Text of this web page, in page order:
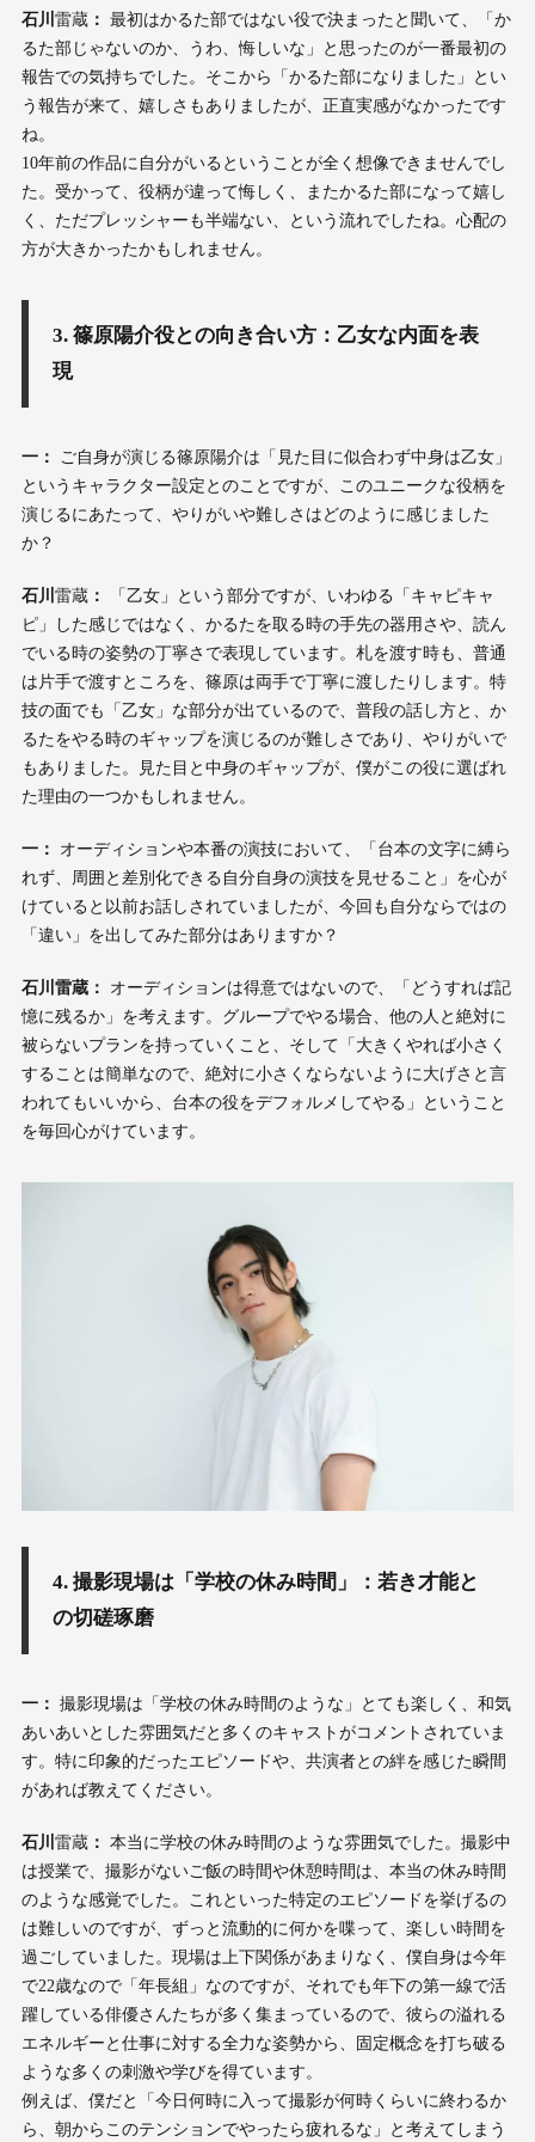
石川 雷蔵： 最初はかるた部ではない役で決まったと聞いて、「か
るた部じゃないのか、うわ、悔しいな」と思ったのが一番最初の
報告での気持ちでした。そこから「かるた部になりました」とい
う報告が来て、嬉しさもありましたが、正直実感がなかったです
ね。
10年前の作品に自分がいるということが全く想像できませんでし
た。受かって、役柄が違って悔しく、またかるた部になって嬉し
く、ただプレッシャーも半端ない、という流れでしたね。心配の
方が大きかったかもしれません。
3. 篠原陽介役との向き合い方：乙女な内面を表
現
一：
ご自身が演じる篠原陽介は「見た目に似合わず中身は乙女」
というキャラクター設定とのことですが、このユニークな役柄を
演じるにあたって、やりがいや難しさはどのように感じました
か？
石川 雷蔵：
「乙女」という部分ですが、いわゆる「キャピキャ
ピ」した感じではなく、かるたを取る時の手先の器用さや、読ん
でいる時の姿勢の丁寧さで表現しています。札を渡す時も、普通
は片手で渡すところを、篠原は両手で丁寧に渡したりします。特
技の面でも「乙女」な部分が出ているので、普段の話し方と、か
るたをやる時のギャップを演じるのが難しさであり、やりがいで
もありました。見た目と中身のギャップが、僕がこの役に選ばれ
た理由の一つかもしれません。
一：
オーディションや本番の演技において、「台本の文字に縛ら
れず、周囲と差別化できる自分自身の演技を見せること」を心が
けていると以前お話しされていましたが、今回も自分ならではの
「違い」を出してみた部分はありますか？
石川雷蔵：
オーディションは得意ではないので、「どうすれば記
憶に残るか」を考えます。グループでやる場合、他の人と絶対に
被らないプランを持っていくこと、そして「大きくやれば小さく
することは簡単なので、絶対に小さくならないように大げさと言
われてもいいから、台本の役をデフォルメしてやる」ということ
を毎回心がけています。
4. 撮影現場は「学校の休み時間」：若き才能と
の切磋琢磨
一： 撮影現場は「学校の休み時間のような」とても楽しく、和気
あいあいとした雰囲気だと多くのキャストがコメントされていま
す。特に印象的だったエピソードや、共演者との絆を感じた瞬間
があれば教えてください。
石川 雷蔵： 本当に学校の休み時間のような雰囲気でした。撮影中
は授業で、撮影がないご飯の時間や休憩時間は、本当の休み時間
のような感覚でした。これといった特定のエピソードを挙げるの
は難しいのですが、ずっと流動的に何かを喋って、楽しい時間を
過ごしていました。現場は上下関係があまりなく、僕自身は今年
で22歳なので「年長組」なのですが、それでも年下の第一線で活
躍している俳優さんたちが多く集まっているので、彼らの溢れる
エネルギーと仕事に対する全力な姿勢から、固定概念を打ち破る
ような多くの刺激や学びを得ています。
例えば、僕だと「今日何時に入って撮影が何時くらいに終わるか
ら、朝からこのテンションでやったら疲れるな」と考えてしまう